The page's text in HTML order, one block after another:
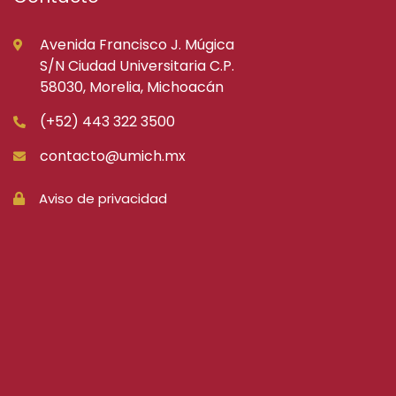
Avenida Francisco J. Múgica
S/N Ciudad Universitaria C.P.
58030, Morelia, Michoacán
(+52) 443 322 3500
contacto@umich.mx
Aviso de privacidad